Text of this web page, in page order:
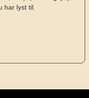
har lyst til.